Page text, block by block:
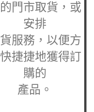
門市取貨，或
安排
服務，以便方
捷捷地獲得訂
購的
產品。